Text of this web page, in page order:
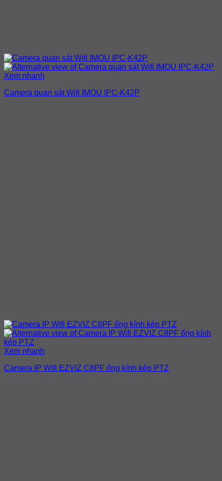
Xem nhanh
Camera quan sát Wifi IMOU IPC-K42P
Xem nhanh
Camera IP Wifi EZVIZ C8PF ống kính kép PTZ